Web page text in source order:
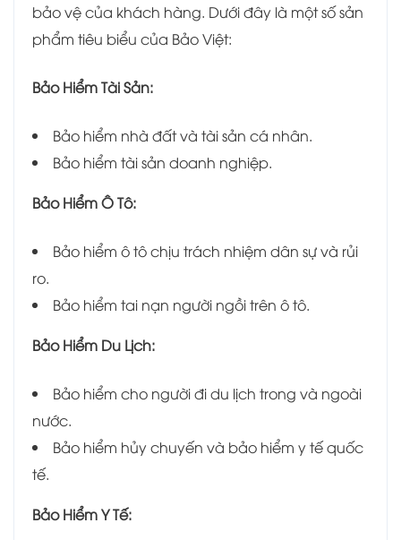
bảo vệ của khách hàng. Dưới đây là một số sản
phẩm tiêu biểu của Bảo Việt:
Bảo Hiểm Tài Sản:
Bảo hiểm nhà đất và tài sản cá nhân.
Bảo hiểm tài sản doanh nghiệp.
Bảo Hiểm Ô Tô:
Bảo hiểm ô tô chịu trách nhiệm dân sự và rủi
ro.
Bảo hiểm tai nạn người ngồi trên ô tô.
Bảo Hiểm Du Lịch:
Bảo hiểm cho người đi du lịch trong và ngoài
nước.
Bảo hiểm hủy chuyến và bảo hiểm y tế quốc
tế.
Bảo Hiểm Y Tế: